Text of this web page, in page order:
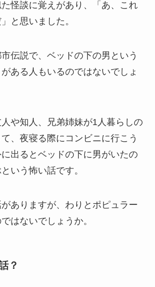
怪談に覚えがあり、「あ、これ
と思いました。
伝説で、ベッドの下の男という
ある人もいるのではないでしょ
や知人、兄弟姉妹が1人暮らしの
、夜寝る際にコンビニに行こう
出るとベッドの下に男がいたの
いう怖い話です。
ありますが、わりとポピュラー
はないでしょうか。
？